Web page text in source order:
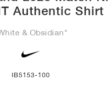
Authentic Shirt
& Obsidian"
IB5153-100